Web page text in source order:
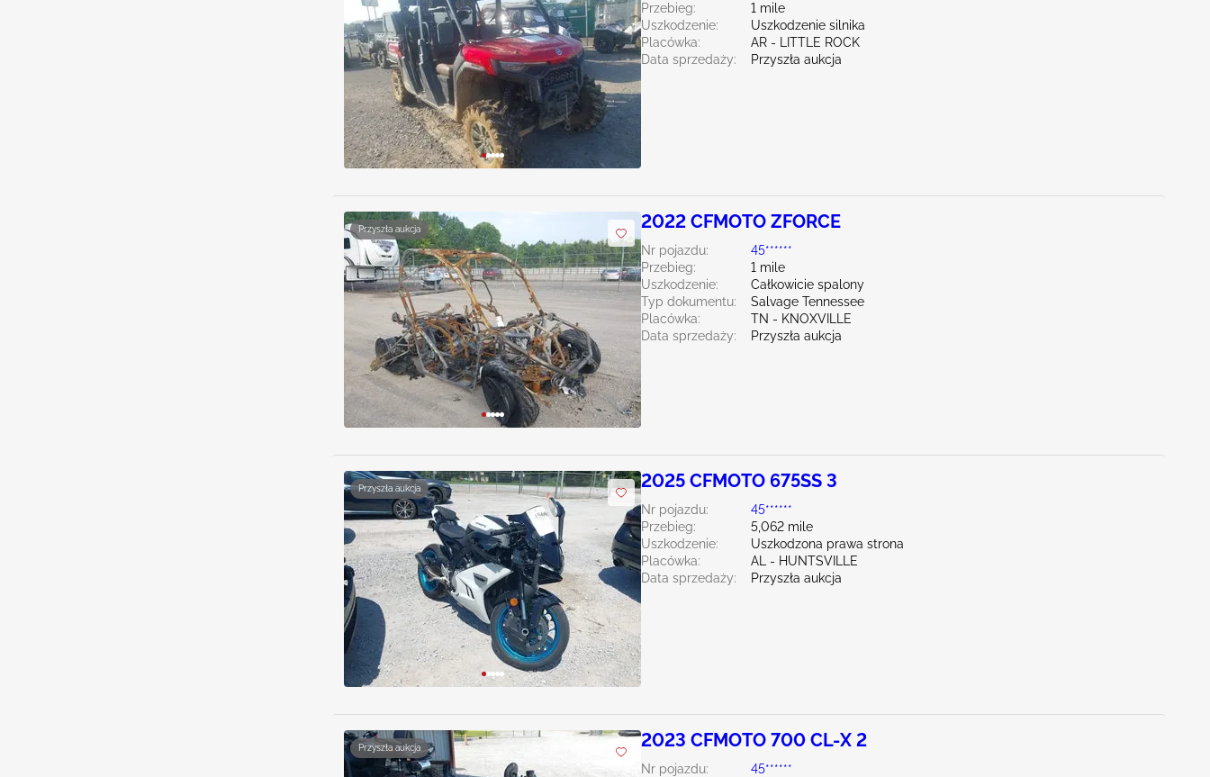
Przebieg:
1 mile
Uszkodzenie:
Uszkodzenie silnika
Placówka:
AR - LITTLE ROCK
Data sprzedaży:
Przyszła aukcja
Przyszła aukcja 2022 CFMOTO ZFORCE
Nr pojazdu:
45******
Przebieg:
1 mile
Uszkodzenie:
Całkowicie spalony
Typ dokumentu:
Salvage Tennessee
Placówka:
TN - KNOXVILLE
Data sprzedaży:
Przyszła aukcja
Przyszła aukcja 2025 CFMOTO 675SS 3
Nr pojazdu:
45******
Przebieg:
5,062 mile
Uszkodzenie:
Uszkodzona prawa strona
Placówka:
AL - HUNTSVILLE
Data sprzedaży:
Przyszła aukcja
Przyszła aukcja 2023 CFMOTO 700 CL-X 2
Nr pojazdu:
45******